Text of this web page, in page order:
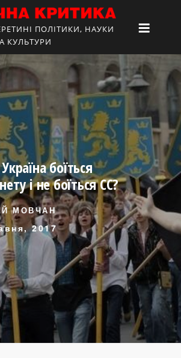
ПОЛІТИКИ, НАУКИ
КУЛЬТУРИ
боїться
і не боїться СС?
МОВЧАН
2017